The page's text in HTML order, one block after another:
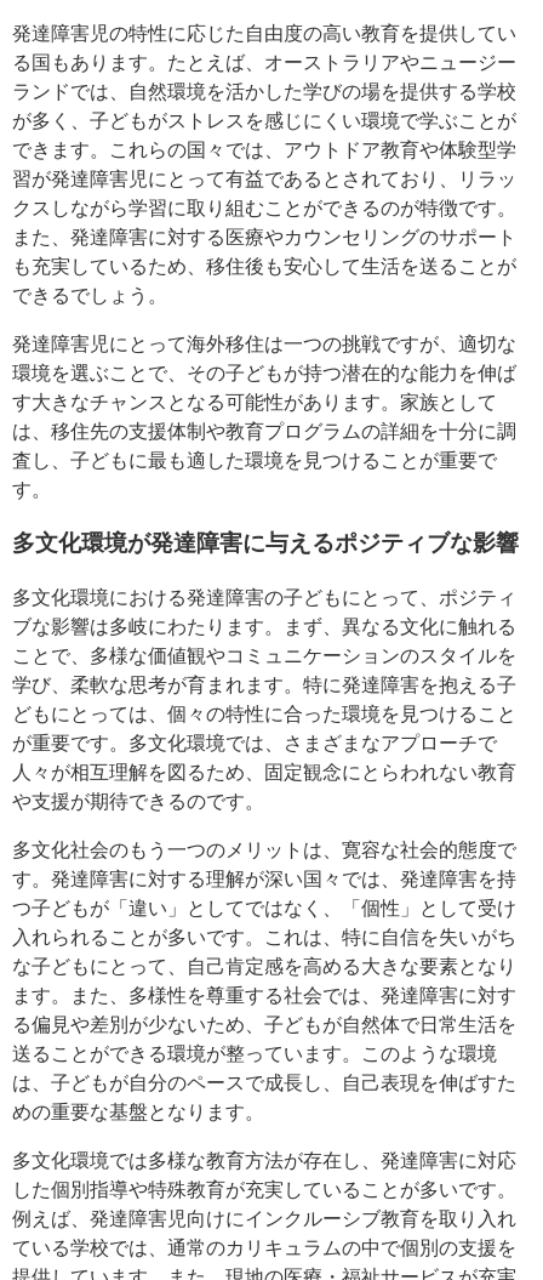
発達障害児の特性に応じた自由度の高い教育を提供してい
る国もあります。たとえば、オーストラリアやニュージー
ランドでは、自然環境を活かした学びの場を提供する学校
が多く、子どもがストレスを感じにくい環境で学ぶことが
できます。これらの国々では、アウトドア教育や体験型学
習が発達障害児にとって有益であるとされており、リラッ
クスしながら学習に取り組むことができるのが特徴です。
また、発達障害に対する医療やカウンセリングのサポート
も充実しているため、移住後も安心して生活を送ることが
できるでしょう。
発達障害児にとって海外移住は一つの挑戦ですが、適切な
環境を選ぶことで、その子どもが持つ潜在的な能力を伸ば
す大きなチャンスとなる可能性があります。家族として
は、移住先の支援体制や教育プログラムの詳細を十分に調
査し、子どもに最も適した環境を見つけることが重要で
す。
多文化環境が発達障害に与えるポジティブな影響
多文化環境における発達障害の子どもにとって、ポジティ
ブな影響は多岐にわたります。まず、異なる文化に触れる
ことで、多様な価値観やコミュニケーションのスタイルを
学び、柔軟な思考が育まれます。特に発達障害を抱える子
どもにとっては、個々の特性に合った環境を見つけること
が重要です。多文化環境では、さまざまなアプローチで
人々が相互理解を図るため、固定観念にとらわれない教育
や支援が期待できるのです。
多文化社会のもう一つのメリットは、寛容な社会的態度で
す。発達障害に対する理解が深い国々では、発達障害を持
つ子どもが「違い」としてではなく、「個性」として受け
入れられることが多いです。これは、特に自信を失いがち
な子どもにとって、自己肯定感を高める大きな要素となり
ます。また、多様性を尊重する社会では、発達障害に対す
る偏見や差別が少ないため、子どもが自然体で日常生活を
送ることができる環境が整っています。このような環境
は、子どもが自分のペースで成長し、自己表現を伸ばすた
めの重要な基盤となります。
多文化環境では多様な教育方法が存在し、発達障害に対応
した個別指導や特殊教育が充実していることが多いです。
例えば、発達障害児向けにインクルーシブ教育を取り入れ
ている学校では、通常のカリキュラムの中で個別の支援を